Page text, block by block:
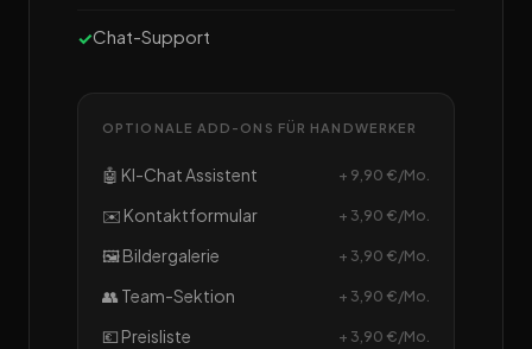
Chat-Support
OPTIONALE ADD-ONS FÜR HANDWERKER
🤖 KI-Chat Assistent + 9,90 €/Mo.
✉️ Kontaktformular + 3,90 €/Mo.
🖼️ Bildergalerie + 3,90 €/Mo.
👥 Team-Sektion + 3,90 €/Mo.
💶 Preisliste + 3,90 €/Mo.